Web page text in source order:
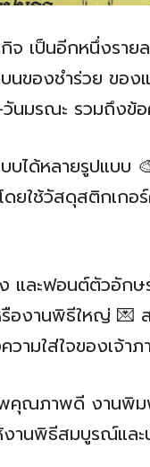
เป็นอีกหนึ่งราย
บนของชำร่วย ข
นมรณะ รวมถึงข้อ
ได้หลายรูปแบบ
ดยใช้วัสดุสติกเ
ละฟอนต์ตัวอักษ
รืองานพิธีใหญ่
ามใส่ใจของเจ้
คุณภาพดี งานพิ
านพิธีสมบูรณ์แล